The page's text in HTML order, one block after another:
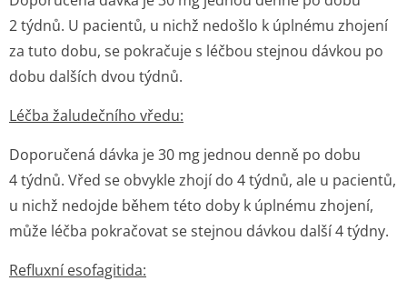
2 týdnů. U pacientů, u nichž nedošlo k úplnému zhojení
za tuto dobu, se pokračuje s léčbou stejnou dávkou po
dobu dalších dvou týdnů.
Léčba žaludečního vředu:
Doporučená dávka je 30 mg jednou denně po dobu
4 týdnů. Vřed se obvykle zhojí do 4 týdnů, ale u pacientů,
u nichž nedojde během této doby k úplnému zhojení,
může léčba pokračovat se stejnou dávkou další 4 týdny.
Refluxní esofagitida: